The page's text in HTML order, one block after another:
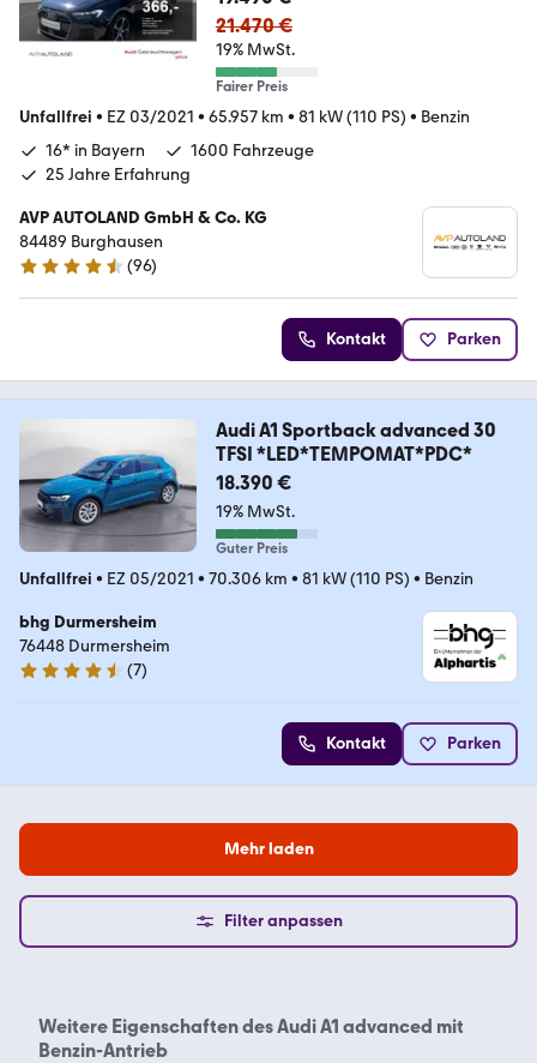
21.470 €
19% MwSt.
Fairer Preis
Unfallfrei • EZ 03/2021 • 65.957 km • 81 kW (110 PS) • Benzin
16* in Bayern
1600 Fahrzeuge
25 Jahre Erfahrung
AVP AUTOLAND GmbH & Co. KG
84489 Burghausen
4.7 Sterne
(96)
Kontakt Parken
Audi A1 Sportback advanced 30
TFSI *LED*TEMPOMAT*PDC*
18.390 €
19% MwSt.
Guter Preis
Unfallfrei • EZ 05/2021 • 70.306 km • 81 kW (110 PS) • Benzin
bhg Durmersheim
76448 Durmersheim
4.3 Sterne
(7)
Kontakt Parken
Mehr laden
Filter anpassen
Weitere Eigenschaften desAudi A1 advanced mit
Benzin-Antrieb